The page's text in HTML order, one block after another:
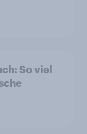
So viel